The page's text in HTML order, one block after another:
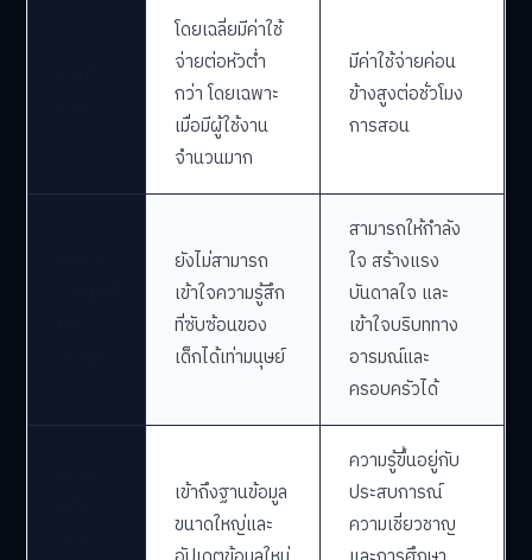
โดยเฉลี่ยมีค่าใช้
จ่ายต่อหัวต่ำ
กว่า โดยเฉพาะ
เมื่อมีผู้ใช้งาน
จำนวนมาก
มีค่าใช้จ่ายค่อน
ข้างสูงต่อชั่วโมง
การสอน
ยังไม่สามารถ
เข้าใจความรู้สึก
ที่ซับซ้อนของ
เด็กได้เท่ามนุษย์
สามารถให้กำลัง
ใจ สร้างแรง
บันดาลใจ และ
เข้าใจบริบททาง
อารมณ์และ
ครอบครัวได้
เข้าถึงฐานข้อมูล
ขนาดใหญ่และ
ความรู้ขึ้นอยู่กับ
ประสบการณ์
ความเชี่ยวชาญ